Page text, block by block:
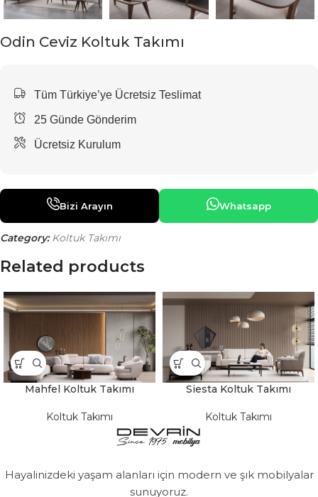
Odin Ceviz Koltuk Takımı
Tüm Türkiye’ye Ücretsiz Teslimat
25 Günde Gönderim
Ücretsiz Kurulum
Bizi Arayın Whatsapp
Category: Koltuk Takımı
Related products
Mahfel Koltuk Takımı
Koltuk Takımı
Siesta Koltuk Takımı
Koltuk Takımı
Hayalinizdeki yaşam alanları için modern ve şık mobilyalar
sunuyoruz.